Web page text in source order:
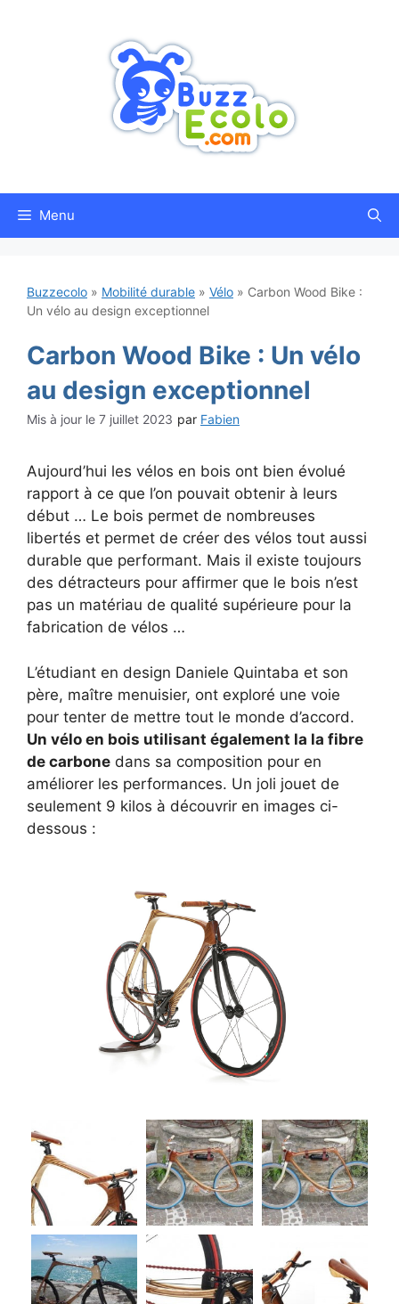
Menu
Buzzecolo » Mobilité durable » Vélo » Carbon Wood Bike :
Un vélo au design exceptionnel
Carbon Wood Bike : Un vélo
au design exceptionnel
7 juillet 2023 par Fabien
Aujourd’hui les vélos en bois ont bien évolué
rapport à ce que l’on pouvait obtenir à leurs
début … Le bois permet de nombreuses
libertés et permet de créer des vélos tout aussi
durable que performant. Mais il existe toujours
des détracteurs pour affirmer que le bois n’est
pas un matériau de qualité supérieure pour la
fabrication de vélos …
L’étudiant en design Daniele Quintaba et son
père, maître menuisier, ont exploré une voie
pour tenter de mettre tout le monde d’accord.
Un vélo en bois utilisant également la la fibre
de carbone dans sa composition pour en
améliorer les performances. Un joli jouet de
seulement 9 kilos à découvrir en images ci-
dessous :